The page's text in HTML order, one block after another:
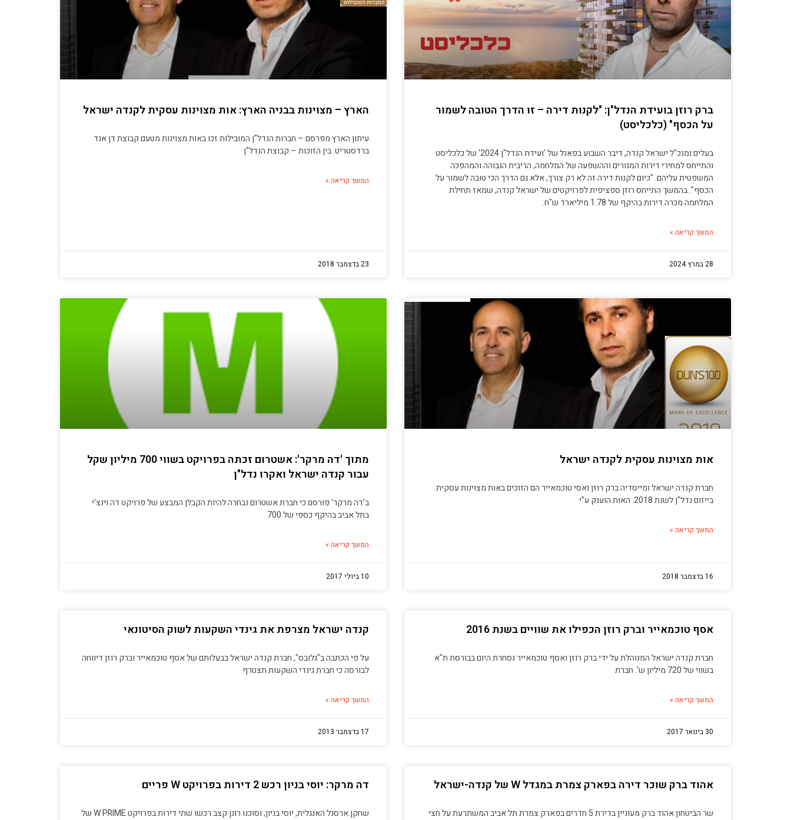
ברק רוזן בועידת הנדל"ן: "לקנות דירה – זו הדרך הטובה לשמור
על הכסף" (כלכליסט)
בעלים ומנכ"ל ישראל קנדה, דיבר השבוע בפאנל של 'ועידת הנדל"ן 2024' של כלכליסט
והתייחס למחירי דירות המגורים וההשפעה של המלחמה, הריבית הגבוהה והמהפכה
המשפטית עליהם. "כיום לקנות דירה זה לא רק צורך, אלא גם הדרך הכי טובה לשמור על
הכסף". בהמשך התייחס רוזן ספציפית לפרויקטים של ישראל קנדה, שמאז תחילת
המלחמה מכרה דירות בהיקף של 1.78 מיליארד ש"ח.
המשך קריאה »
28 במרץ 2024
הארץ – מצוינות בבניה הארץ: אות מצוינות עסקית לקנדה ישראל
עיתון הארץ מפרסם – חברות הנדל"ן המובילות זכו באות מצוינות מטעם קבוצת דן אנד
ברדסטריט. בין הזוכות – קבוצת הנדל"ן
המשך קריאה »
23 בדצמבר 2018
אות מצוינות עסקית לקנדה ישראל
חברת קנדה ישראל ומייסדיה ברק רוזן ואסי טוכמאייר הם הזוכים באות מצוינות עסקית
בייזום נדל"ן לשנת 2018. האות הוענק ע"י
המשך קריאה »
16 בדצמבר 2018
מתוך 'דה מרקר': אשטרום זכתה בפרויקט בשווי 700 מיליון שקל
עבור קנדה ישראל ואקרו נדל"ן
ב'דה מרקר' פורסם כי חברת אשטרום נבחרה להיות הקבלן המבצע של פרויקט דה וינצ'י
בתל אביב בהיקף כספי של 700
המשך קריאה »
10 ביולי 2017
אסף טוכמאייר וברק רוזן הכפילו את שוויים בשנת 2016
חברת קנדה ישראל המנוהלת על ידי ברק רוזן ואסף טוכמאייר נסחרת היום בבורסת ת"א
בשווי של 720 מיליון ש'. חברת
המשך קריאה »
30 בינואר 2017
קנדה ישראל מצרפת את גינדי השקעות לשוק הסיטונאי
על פי הכתבה ב"גלובס", חברת קנדה ישראל בבעלותם של אסף טוכמאייר וברק רוזן דיווחה
לבורסה כי חברת גינדי השקעות תצטרף
המשך קריאה »
17 בדצמבר 2013
אהוד ברק שוכר דירה בפארק צמרת במגדל W של קנדה-ישראל
שר הביטחון אהוד ברק מעוניין בדירת 5 חדרים בפארק צמרת תל אביב המשתרעת על חצי
דה מרקר: יוסי בניון רכש 2 דירות בפרויקט W פריים
שחקן ארסנל האנגלית, יוסי בניון, וסוכנו רונן קצב רכשו שתי דירות בפרויקט W PRIME של